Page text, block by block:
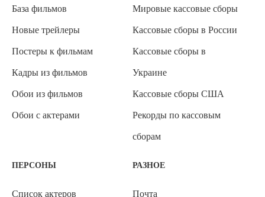
База фильмов
Новые трейлеры
Постеры к фильмам
Кадры из фильмов
Обои из фильмов
Обои с актерами
Мировые кассовые сборы
Кассовые сборы в России
Кассовые сборы в
Украине
Кассовые сборы США
Рекорды по кассовым
сборам
ПЕРСОНЫ
Список актеров
РАЗНОЕ
Почта